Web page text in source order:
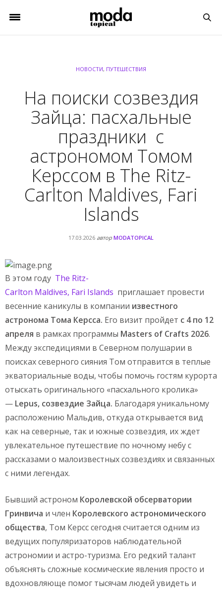
НОВОСТИ, ПУТЕШЕСТВИЯ
На поиски созвездия
Зайца: пасхальные
праздники с
астрономом Томом
Керссом в The Ritz-
Carlton Maldives, Fari
Islands
17.03.2026 автор MODATOPICAL
В этом году The Ritz-
Carlton Maldives, Fari Islands приглашает провести
весенние каникулы в компании известного
астронома Тома Керсса. Его визит пройдет с 4 по 12
апреля в рамках программы Masters of Crafts 2026.
Между экспедициями в Северном полушарии в
поисках северного сияния Том отправится в теплые
экваториальные воды, чтобы помочь гостям курорта
отыскать оригинального «пасхального кролика»
— Lepus, созвездие Зайца. Благодаря уникальному
расположению Мальдив, откуда открывается вид
как на северные, так и южные созвездия, их ждет
увлекательное путешествие по ночному небу с
рассказами о малоизвестных созвездиях и связанных
с ними легендах.
Бывший астроном Королевской обсерватории
Гринвича и член Королевского астрономического
общества, Том Керсс сегодня считается одним из
ведущих популяризаторов наблюдательной
астрономии и астро-туризма. Его редкий талант
объяснять сложные космические явления просто и
вдохновляюще помог тысячам людей увидеть и